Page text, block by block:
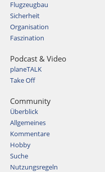
Flugzeugbau
Sicherheit
Organisation
Faszination
Podcast & Video
planeTALK
Take Off
Community
Überblick
Allgemeines
Kommentare
Hobby
Suche
Nutzungsregeln